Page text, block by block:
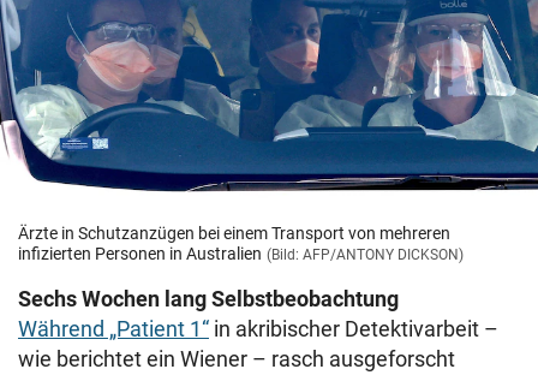
Ärzte in Schutzanzügen bei einem Transport von mehreren
infizierten Personen in Australien (Bild: AFP/ANTONY DICKSON)
Sechs Wochen lang Selbstbeobachtung
Während „Patient 1“ in akribischer Detektivarbeit –
wie berichtet ein Wiener – rasch ausgeforscht